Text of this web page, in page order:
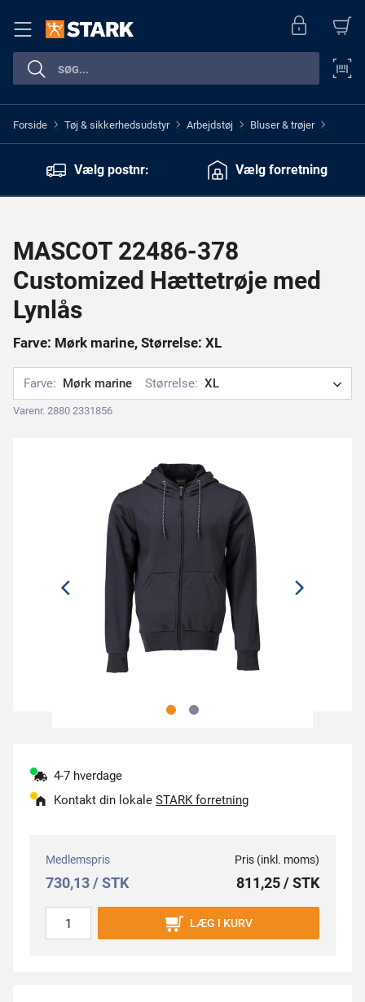
Forside > Tøj & sikkerhedsudstyr > Arbejdstøj > Bluser & trøjer >
Vælg postnr: Vælg forretning
MASCOT 22486-378
Customized Hættetrøje med
Lynlås
Farve: Mørk marine, Størrelse: XL
Farve: Mørk marine Størrelse: XL
Varenr. 2880 2331856
4-7 hverdage
Kontakt din lokale STARK forretning
Medlemspris
730,13 / STK
Pris (inkl. moms)
811,25 / STK
LÆG I KURV